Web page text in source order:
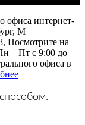
офиса интернет-
М
Посмотрите на
с 9:00 до
офиса в
способом.